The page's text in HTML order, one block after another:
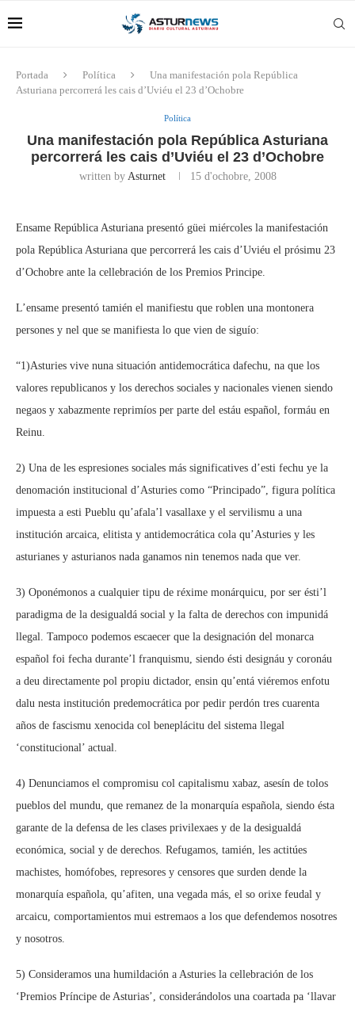
Portada Política
Una manifestación pola República
Asturiana percorrerá les cais d’Uviéu el 23 d’Ochobre
Política
Una manifestación pola República Asturiana
percorrerá les cais d’Uviéu el 23 d’Ochobre
written by Asturnet 15 d'ochobre, 2008
Ensame República Asturiana presentó güei miércoles la manifestación
pola República Asturiana que percorrerá les cais d’Uviéu el prósimu 23
d’Ochobre ante la cellebración de los Premios Principe.
L’ensame presentó tamién el manifiestu que roblen una montonera
persones y nel que se manifiesta lo que vien de siguío:
“1)Asturies vive nuna situación antidemocrática dafechu, na que los
valores republicanos y los derechos sociales y nacionales vienen siendo
negaos y xabazmente reprimíos per parte del estáu español, formáu en
Reinu.
2) Una de les espresiones sociales más significatives d’esti fechu ye la
denomación institucional d’Asturies como “Principado”, figura política
impuesta a esti Pueblu qu’afala’l vasallaxe y el servilismu a una
institución arcaica, elitista y antidemocrática cola qu’Asturies y les
asturianes y asturianos nada ganamos nin tenemos nada que ver.
3) Oponémonos a cualquier tipu de réxime monárquicu, por ser ésti’l
paradigma de la desigualdá social y la falta de derechos con impunidá
llegal. Tampoco podemos escaecer que la designación del monarca
español foi fecha durante’l franquismu, siendo ésti designáu y coronáu
a deu directamente pol propiu dictador, ensin qu’entá viéremos enfotu
dalu nesta institución predemocrática por pedir perdón tres cuarenta
años de fascismu xenocida col beneplácitu del sistema llegal
‘constitucional’ actual.
4) Denunciamos el compromisu col capitalismu xabaz, asesín de tolos
pueblos del mundu, que remanez de la monarquía española, siendo ésta
garante de la defensa de les clases privilexaes y de la desigualdá
económica, social y de derechos. Refugamos, tamién, les actitúes
machistes, homófobes, represores y censores que surden dende la
monarquía española, qu’afiten, una vegada más, el so orixe feudal y
arcaicu, comportamientos mui estremaos a los que defendemos nosotres
y nosotros.
5) Consideramos una humildación a Asturies la cellebración de los
‘Premios Príncipe de Asturias’, considerándolos una coartada pa ‘llavar